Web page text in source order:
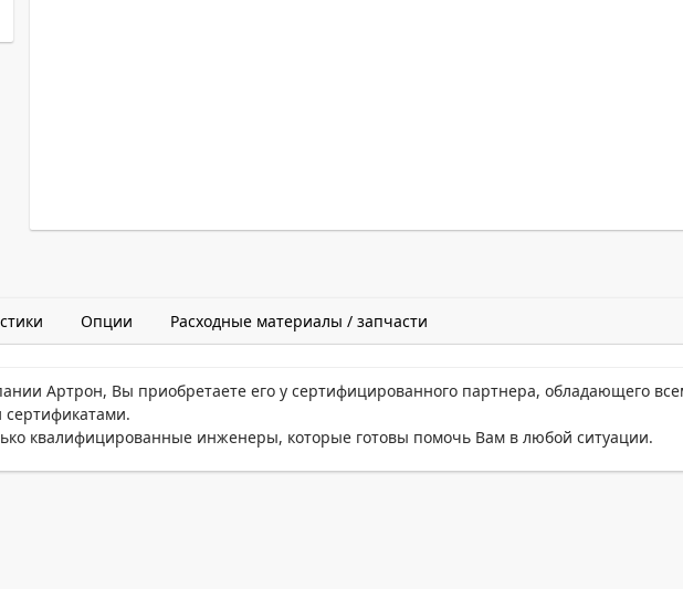
Опции Расходные материалы / запчасти
Артрон, Вы приобретаете его у сертифицированного партнера, обладающего
квалифицированные инженеры, которые готовы помочь Вам в любой ситуации.